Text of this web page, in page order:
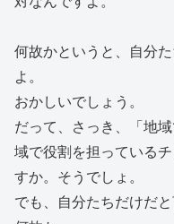
何故かというと、自分
よ。
おかしいでしょう。
だって、さっき、「地
域で役割を担っている
すか。そうでしょ。
でも、自分たちだけだと